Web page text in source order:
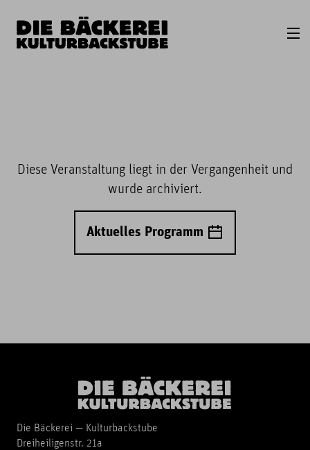
Diese Veranstaltung liegt in der Vergangenheit und
wurde archiviert.
Aktuelles Programm
Die Bäckerei — Kulturbackstube
Dreiheiligenstr. 21a